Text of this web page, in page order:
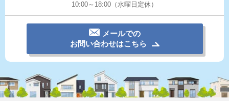
10:00～18:00（水曜日定休）
メールでの
お問い合わせはこちら